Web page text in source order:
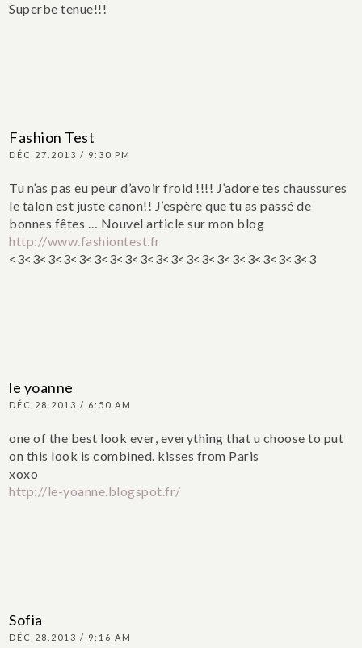
Superbe tenue!!!
Fashion Test
DÉC 27.2013 / 9:30 PM
Tu n’as pas eu peur d’avoir froid !!!! J’adore tes chaussures
le talon est juste canon!! J’espère que tu as passé de
bonnes fêtes … Nouvel article sur mon blog
http://www.fashiontest.fr
<3<3<3<3<3<3<3<3<3<3<3<3<3<3<3<3<3<3<3<3
le yoanne
DÉC 28.2013 / 6:50 AM
one of the best look ever, everything that u choose to put
on this look is combined. kisses from Paris
xoxo
http://le-yoanne.blogspot.fr/
Sofia
DÉC 28.2013 / 9:16 AM